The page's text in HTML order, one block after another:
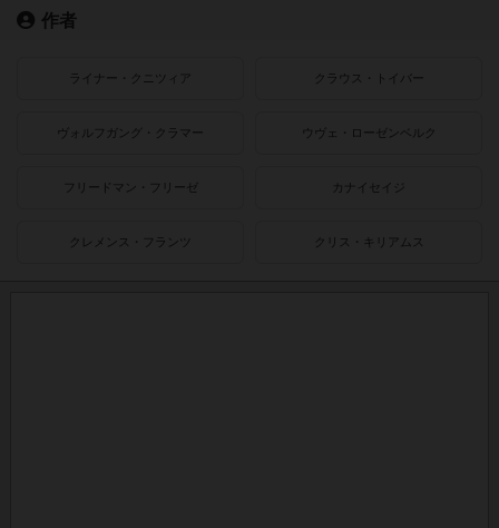
作者
ライナー・クニツィア クラウス・トイバー
ヴォルフガング・クラマー ウヴェ・ローゼンベルク
フリードマン・フリーゼ カナイセイジ
クレメンス・フランツ クリス・キリアムス